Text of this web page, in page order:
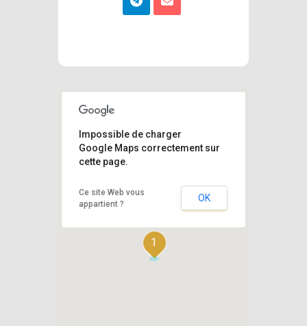
1
Impossible de charger
Google Maps correctement sur
cette page.
Ce site Web vous
appartient ?
OK